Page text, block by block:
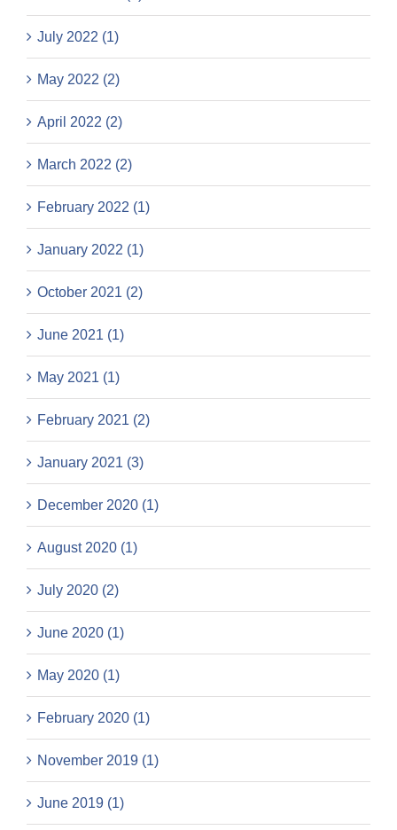
July 2022 (1)
May 2022 (2)
April 2022 (2)
March 2022 (2)
February 2022 (1)
January 2022 (1)
October 2021 (2)
June 2021 (1)
May 2021 (1)
February 2021 (2)
January 2021 (3)
December 2020 (1)
August 2020 (1)
July 2020 (2)
June 2020 (1)
May 2020 (1)
February 2020 (1)
November 2019 (1)
June 2019 (1)